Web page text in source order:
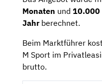
Monaten und 10.000
Jahrberechnet.
Beim Marktführer
M Sport im
brutto.